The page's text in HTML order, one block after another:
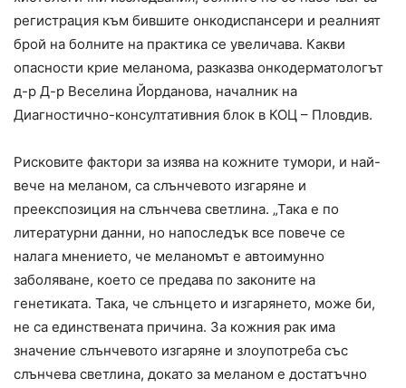
регистрация към бившите онкодиспансери и реалният
брой на болните на практика се увеличава. Какви
опасности крие меланома, разказва онкодерматологът
д-р Д-р Веселина Йорданова, началник на
Диагностично-консултативния блок в КОЦ – Пловдив.
Рисковите фактори за изява на кожните тумори, и най-
вече на меланом, са слънчевото изгаряне и
преекспозиция на слънчева светлина. „Така е по
литературни данни, но напоследък все повече се
налага мнението, че меланомът е автоимунно
заболяване, което се предава по законите на
генетиката. Така, че слънцето и изгарянето, може би,
не са единствената причина. За кожния рак има
значение слънчевото изгаряне и злоупотреба със
слънчева светлина, докато за меланом е достатъчно